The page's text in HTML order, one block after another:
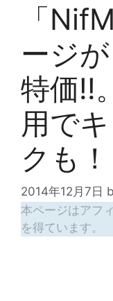
「
ージ
特価!!
用で
クも！
2014年12月7日
本ページはアフ
を得ています。